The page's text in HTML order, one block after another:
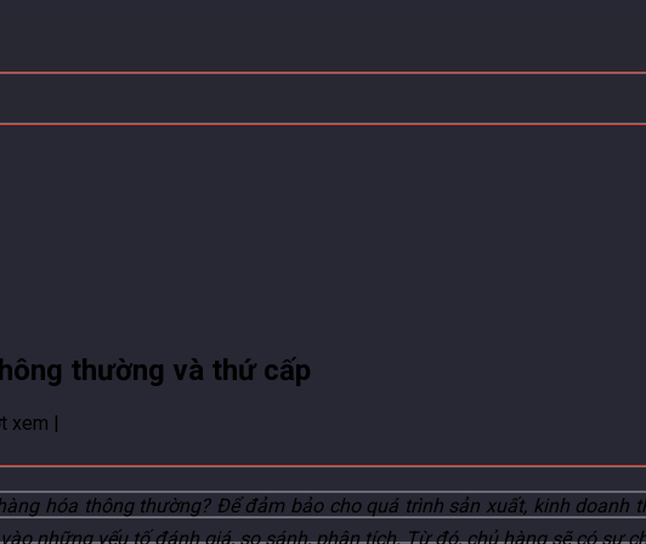
thường và thứ cấp
xem |
hóa thông thường? Để đảm bảo cho quá trình sản xuất, kinh doanh
những yếu tố đánh giá, so sánh, phân tích. Từ đó, chủ hàng sẽ có sự